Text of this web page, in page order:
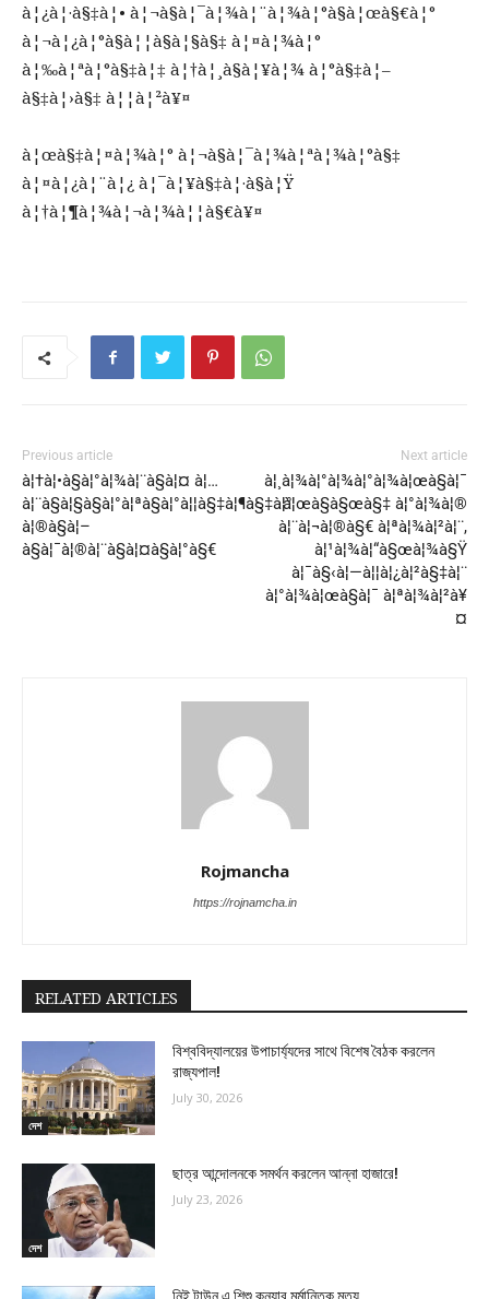
à¦¿à¦·à§‡à¦• à¦¬à§à¦¯à¦¾à¦¨à¦¾à¦°à§à¦œà§€à¦°
à¦¬à¦¿à¦°à§à¦¦à§à¦§à§‡ à¦¤à¦¾à¦°
à¦‰à¦ªà¦°à§‡à¦‡ à¦†à¦¸à§à¦¥à¦¾ à¦°à§‡à¦–
à§‡à¦›à§‡ à¦¦à¦²à¥¤
à¦œà§‡à¦¤à¦¾à¦° à¦¬à§à¦¯à¦¾à¦ªà¦¾à¦°à§‡
à¦¤à¦¿à¦¨à¦¿ à¦¯à¦¥à§‡à¦·à§à¦Ÿ
à¦†à¦¶à¦¾à¦¬à¦¾à¦¦à§€à¥¤
Previous article
à¦†à¦•à§à¦°à¦¾à¦¨à§à¦¤ à¦…
à¦¨à§à¦§à§à¦°à¦ªà§à¦°à¦¦à§‡à¦¶à§‡à¦°
à¦®à§à¦–
à§à¦¯à¦®à¦¨à§à¦¤à§à¦°à§€
Next article
à¦¸à¦¾à¦°à¦¾à¦°à¦¾à¦œà§à¦¯
à¦œà§à§œà§‡ à¦°à¦¾à¦®
à¦¨à¦¬à¦®à§€ à¦ªà¦¾à¦²à¦¨,
à¦¹à¦¾à¦“à§œà¦¾à§Ÿ
à¦¯à§‹à¦—à¦¦à¦¿à¦²à§‡à¦¨
à¦°à¦¾à¦œà§à¦¯ à¦ªà¦¾à¦²à¥
¤
Rojmancha
https://rojnamcha.in
RELATED ARTICLES
দেশ
বিশ্ববিদ্যালয়ের উপাচার্য্যদের সাথে বিশেষ বৈঠক করলেন
রাজ্যপাল!
July 30, 2026
দেশ
ছাত্র আন্দোলনকে সমর্থন করলেন আন্না হাজারে!
July 23, 2026
নিই টাউন এ শিশু কন্যার মর্মান্তিক মৃত্যু